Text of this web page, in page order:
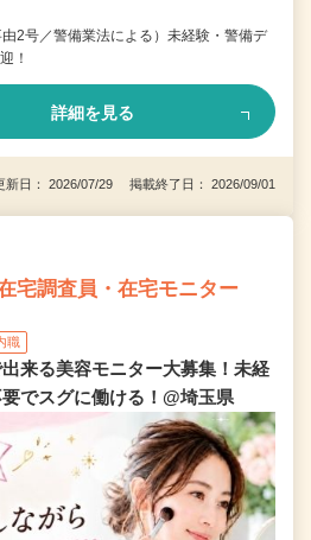
2号／警備業法による）未経験・警備デ
！
詳細を見る
新日： 2026/07/29 掲載終了日： 2026/09/01
宅調査員・在宅モニター
職
来る美容モニター大募集！未経
でスグに働ける！@埼玉県